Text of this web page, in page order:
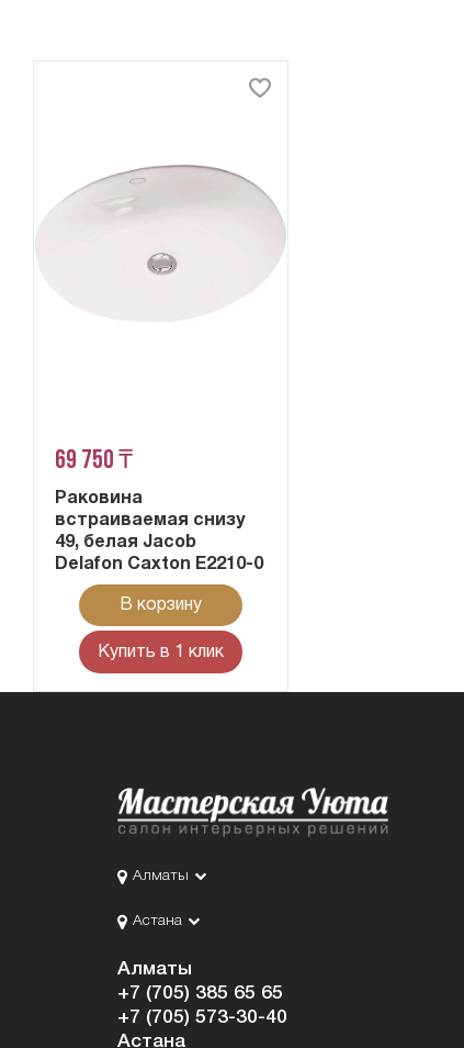
69 750 ₸
Раковина
встраиваемая снизу
49, белая Jacob
Delafon Caxton E2210-0
В корзину
Купить в 1 клик
Алматы
Астана
Алматы
+7 (705) 385 65 65
+7 (705) 573-30-40
Астана